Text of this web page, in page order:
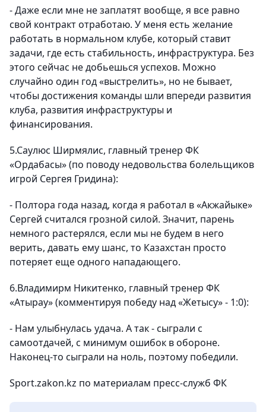
-Даже если мне не заплатят вообще, я все равно
свой контракт отработаю. У меня есть желание
работать в нормальном клубе, который ставит
задачи, где есть стабильность, инфраструктура. Без
этого сейчас не добьешься успехов. Можно
случайно один год «выстрелить», но не бывает,
чтобы достижения команды шли впереди развития
клуба, развития инфраструктуры и
финансирования.
5.Саулюс Ширмялис, главный тренер ФК
«Ордабасы»(по поводу недовольства болельщиков
игрой Сергея Гридина):
- Полтора года назад, когда я работал в «Акжайыке»
Сергей считался грозной силой. Значит, парень
немного растерялся, если мы не будем в него
верить, давать ему шанс, то Казахстан просто
потеряет еще одного нападающего.
6.Владимирм Никитенко, главный тренер ФК
«Атырау»(комментируя победу над «Жетысу» - 1:0):
- Нам улыбнулась удача. А так - сыграли с
самоотдачей, с минимум ошибок в обороне.
Наконец-то сыграли на ноль, поэтому победили.
Sport.zakon.kz по материалам пресс-служб ФК